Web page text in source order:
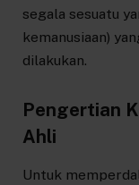
segala sesuatu
kemanusiaan)
dilakukan.
Pengertian
Ahli
Untuk